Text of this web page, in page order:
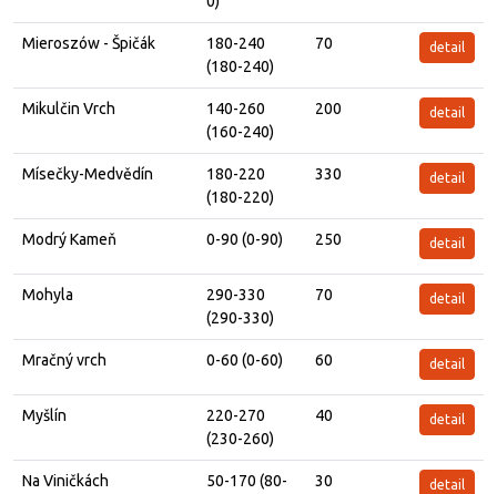
Mieroszów - Špičák
180-240
(180-240)
70 detail
Mikulčin Vrch
140-260
(160-240)
200 detail
Mísečky-Medvědín
180-220
(180-220)
330 detail
Modrý Kameň 0-90 (0-90) 250 detail
Mohyla
290-330
(290-330)
70 detail
Mračný vrch 0-60 (0-60) 60 detail
Myšlín
220-270
(230-260)
40 detail
Na Viničkách
50-170 (80-
30 detail